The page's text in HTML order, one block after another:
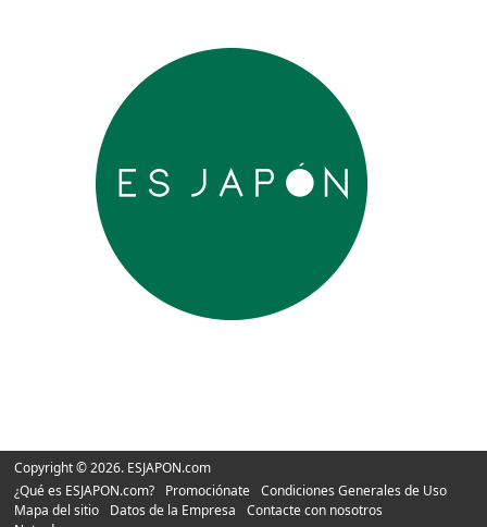
Copyright © 2026. ESJAPON.com
¿Qué es ESJAPON.com?
Promociónate
Condiciones Generales de Uso
Mapa del sitio
Datos de la Empresa
Contacte con nosotros